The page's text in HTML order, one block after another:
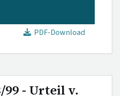
PDF-Download
99 - Urteil v.